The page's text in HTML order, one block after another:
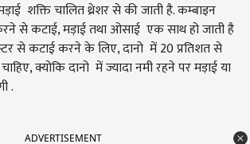
शक्ति चालित थ्रेशर से की जाती है. कम्बाइन
से कटाई, मड़ाई तथा ओसाई एक साथ हो जाती है
से कटाई करने के लिए, दानो में 20 प्रतिशत से
क्योकि दानो में ज्यादा नमी रहने पर मड़ाई या
.